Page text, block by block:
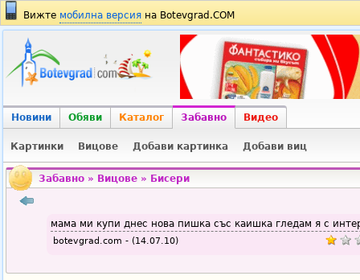
Вижте мобилна версия на Botevgrad.COM
Новини Обяви Каталог Забавно Видео
Картинки Вицове Добави картинка Добави виц
Забавно» Вицове» Бисери
мама ми купи днес нова пишка със каишка гледам я с
botevgrad.com - (14.07.10)